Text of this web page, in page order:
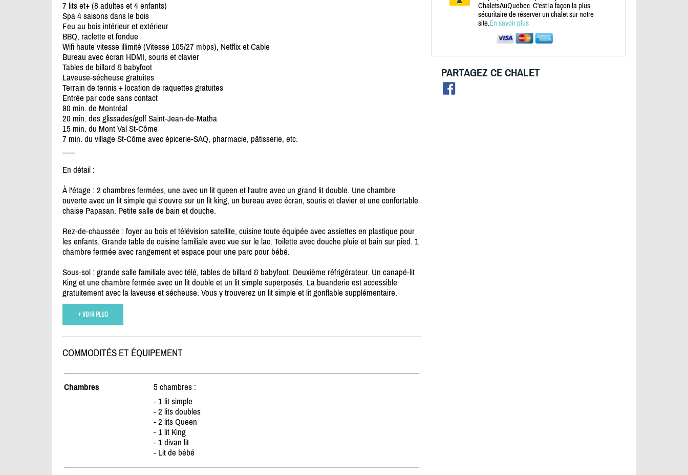
7 lits et+ (8 adultes et 4 enfants)
Spa 4 saisons dans le bois
Feu au bois intérieur et extérieur
BBQ, raclette et fondue
Wifi haute vitesse illimité (Vitesse 105/27 mbps), Netflix et Cable
Bureau avec écran HDMI, souris et clavier
Tables de billard & babyfoot
Laveuse-sécheuse gratuites
Terrain de tennis + location de raquettes gratuites
Entrée par code sans contact
90 min. de Montréal
20 min. des glissades/golf Saint-Jean-de-Matha
15 min. du Mont Val St-Côme
7 min. du village St-Côme avec épicerie-SAQ, pharmacie, pâtisserie, etc.
En détail :
À l'étage : 2 chambres fermées, une avec un lit queen et l'autre avec un grand lit double. Une chambre
ouverte avec un lit simple qui s'ouvre sur un lit king, un bureau avec écran, souris et clavier et une confortable
chaise Papasan. Petite salle de bain et douche.
Rez-de-chaussée : foyer au bois et télévision satellite, cuisine toute équipée avec assiettes en plastique pour
les enfants. Grande table de cuisine familiale avec vue sur le lac. Toilette avec douche pluie et bain sur pied. 1
chambre fermée avec rangement et espace pour une parc pour bébé.
Sous-sol : grande salle familiale avec télé, tables de billard & babyfoot. Deuxième réfrigérateur. Un canapé-lit
King et une chambre fermée avec un lit double et un lit simple superposés. La buanderie est accessible
gratuitement avec la laveuse et sécheuse. Vous y trouverez un lit simple et lit gonflable supplémentaire.
+ VOIR PLUS
COMMODITÉS ET ÉQUIPEMENT
Chambres
5 chambres :
- 1 lit simple
- 2 lits doubles
- 2 lits Queen
- 1 lit King
- 1 divan lit
- Lit de bébé
ChaletsAuQuebec. C'est la façon la plus
sécuritaire de réserver un chalet sur notre
site.En savoir plus
PARTAGEZ CE CHALET